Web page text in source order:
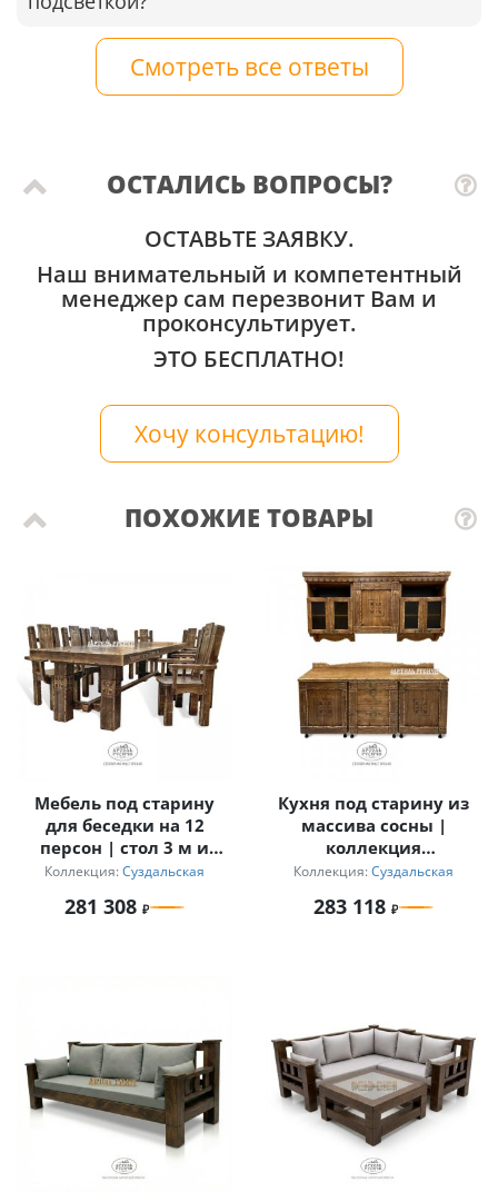
Смотреть все ответы
ОСТАЛИСЬ ВОПРОСЫ?
ОСТАВЬТЕ ЗАЯВКУ.
Наш внимательный и компетентный
менеджер сам перезвонит Вам и
проконсультирует.
ЭТО БЕСПЛАТНО!
Хочу консультацию!
ПОХОЖИЕ ТОВАРЫ
Мебель под старину
для беседки на 12
персон | стол 3 м и
кресла с
«Суздальский»
Коллекция: Суздальская
281 308
Кухня под старину из
массива сосны |
коллекция
«Суздальская»
Коллекция: Суздальская
283 118